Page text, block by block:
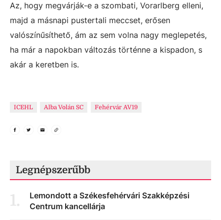
Az, hogy megvárják-e a szombati, Vorarlberg elleni,
majd a másnapi pustertali meccset, erősen
valószínűsíthető, ám az sem volna nagy meglepetés,
ha már a napokban változás történne a kispadon, s
akár a keretben is.
ICEHL Alba Volán SC Fehérvár AV19
Legnépszerűbb
1.
Lemondott a Székesfehérvári Szakképzési
Centrum kancellárja